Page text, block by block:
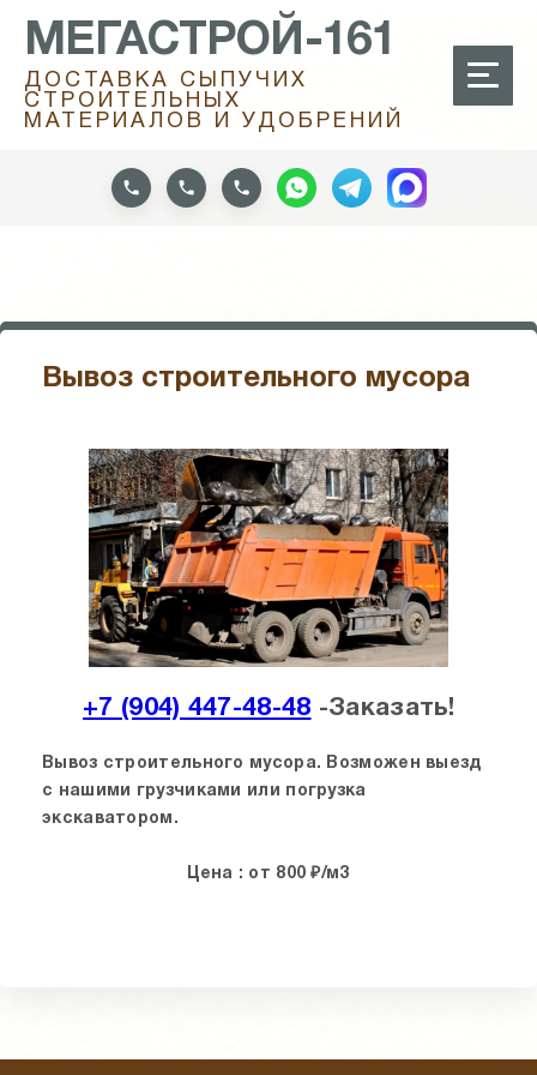
МЕГАСТРОЙ-161
ДОСТАВКА СЫПУЧИХ
СТРОИТЕЛЬНЫХ
МАТЕРИАЛОВ И УДОБРЕНИЙ
Вывоз строительного мусора
+7 (904) 447-48-48 -Заказать!
Вывоз строительного мусора. Возможен выезд
с нашими грузчиками или погрузка
экскаватором.
Цена : от 800 ₽/м3